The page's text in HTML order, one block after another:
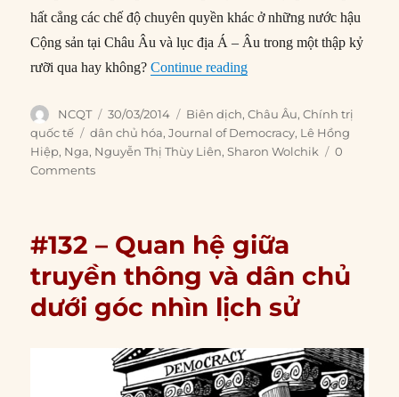
hất cẳng các chế độ chuyên quyền khác ở những nước hậu
Cộng sản tại Châu Âu và lục địa Á – Âu trong một thập kỷ
rưỡi qua hay không?Continue reading“#139 – Putin bị vây
Author
NCQT
Posted
on
30/03/2014 Categories
Biên dịch,Châu Âu,Chính trị
quốc tế
Tags
dân chủ hóa,Journal of Democracy, Lê Hồng
Hiệp, Nga, Nguyễn Thị Thùy Liên,Sharon Wolchik
0
Comments
#132 – Quan hệ giữa
truyền thông và dân chủ
dưới góc nhìn lịch sử